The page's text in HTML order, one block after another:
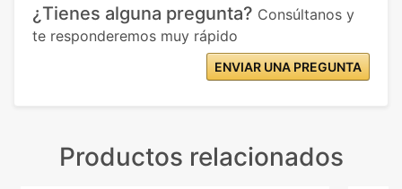
¿Tienes alguna pregunta? Consúltanos y
te responderemos muy rápido
ENVIAR UNA PREGUNTA
Productos relacionados